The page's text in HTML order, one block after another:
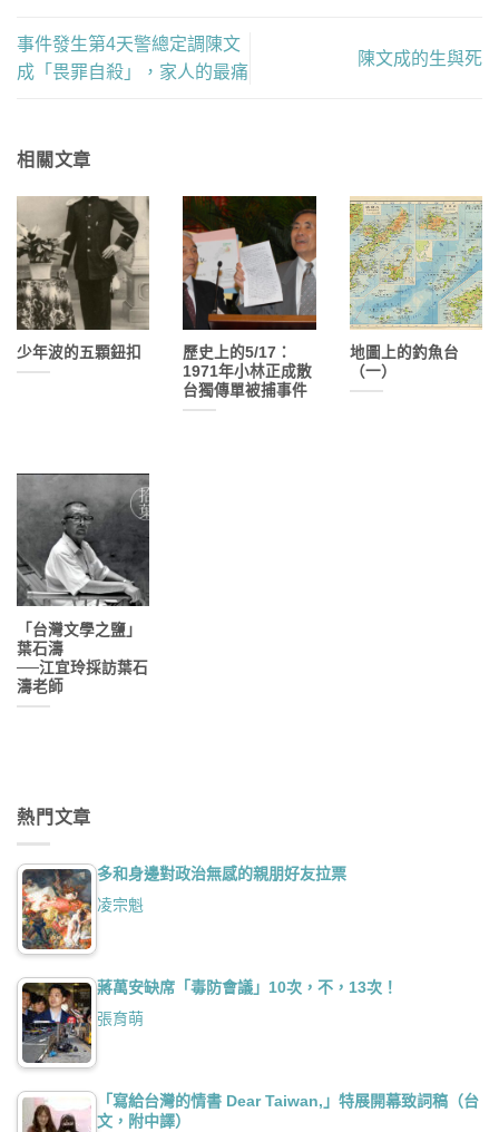
事件發生第4天警總定調陳文
成「畏罪自殺」，家人的最痛
陳文成的生與死
相關文章
少年波的五顆鈕扣
歷史上的5/17：
1971年小林正成散
台獨傳單被捕事件
地圖上的釣魚台
（一）
「台灣文學之鹽」
葉石濤
──江宜玲採訪葉石
濤老師
熱門文章
多和身邊對政治無感的親朋好友拉票
凌宗魁
蔣萬安缺席「毒防會議」10次，不，13次！
張育萌
「寫給台灣的情書 Dear Taiwan,」特展開幕致詞稿（台
文，附中譯）